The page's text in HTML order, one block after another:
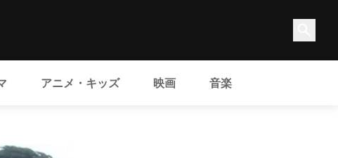
アニメ・キッズ 映画 音楽